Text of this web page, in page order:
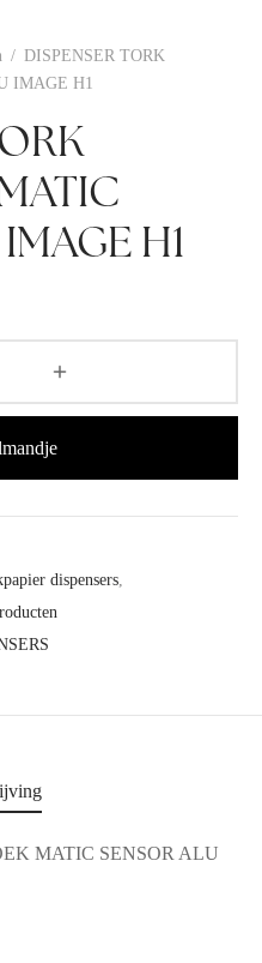
/ DISPENSER TORK
IMAGE H1
H1
dispensers,
MATIC SENSOR ALU